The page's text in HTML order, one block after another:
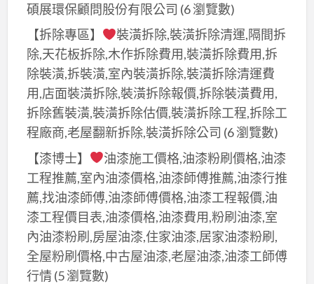
碩展環保顧問股份有限公司 (6 瀏覽數)
【拆除專區】
裝潢拆除,裝潢拆除清運,隔間拆
除,天花板拆除,木作拆除費用,裝潢拆除費用,拆
除裝潢,拆裝潢,室內裝潢拆除,裝潢拆除清運費
用,店面裝潢拆除,裝潢拆除報價,拆除裝潢費用,
拆除舊裝潢,裝潢拆除估價,裝潢拆除工程,拆除工
程廠商,老屋翻新拆除,裝潢拆除公司 (6 瀏覽數)
【漆博士】
油漆施工價格,油漆粉刷價格,油漆
工程推薦,室內油漆價格,油漆師傅推薦,油漆行推
薦,找油漆師傅,油漆師傅價格,油漆工程報價,油
漆工程價目表,油漆價格,油漆費用,粉刷油漆,室
內油漆粉刷,房屋油漆,住家油漆,居家油漆粉刷,
全屋粉刷價格,中古屋油漆,老屋油漆,油漆工師傅
行情(5 瀏覽數)